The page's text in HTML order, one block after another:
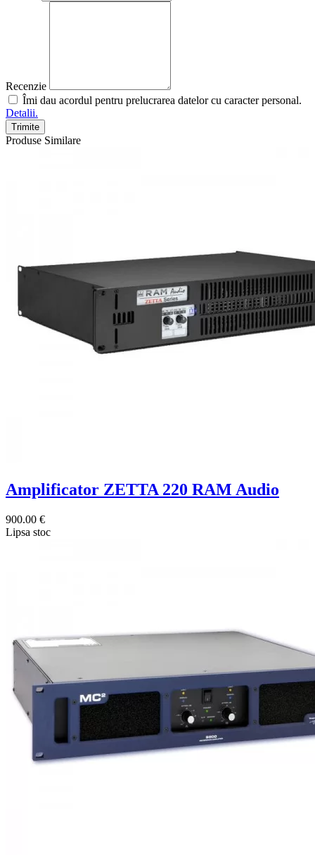
Recenzie
Îmi dau acordul pentru prelucrarea datelor cu caracter personal.
Detalii.
Trimite
Produse Similare
Amplificator ZETTA 220 RAM Audio
900.00 €
Lipsa stoc